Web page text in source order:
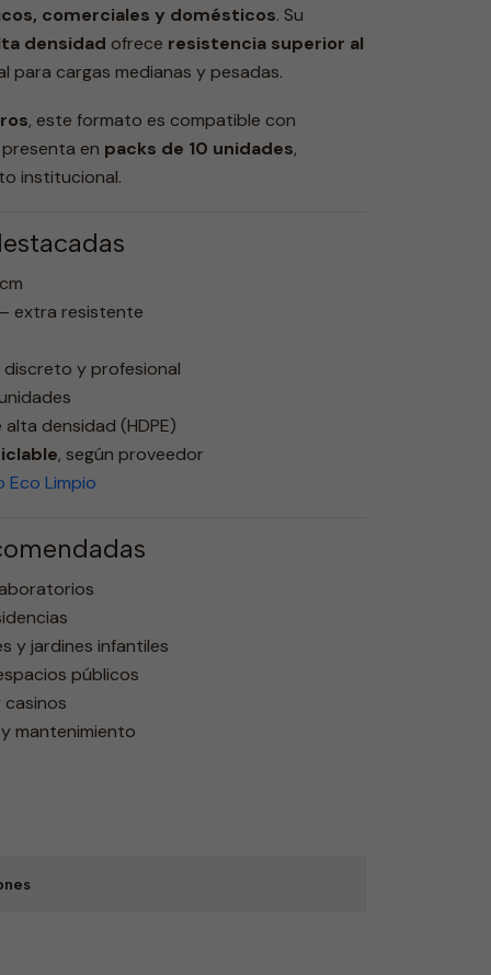
comerciales y domésticos. Su
densidad ofrece resistencia superior al
para cargas medianas y pesadas.
, este formato es compatible con
en packs de 10 unidades,
institucional.
extra resistente
discreto y profesional
alta densidad (HDPE)
, según proveedor
Eco Limpio
y jardines infantiles
públicos
mantenimiento